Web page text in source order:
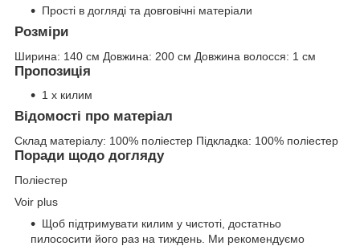
Прості в догляді та довговічні матеріали
Розміри
Ширина: 140 см Довжина: 200 см Довжина волосся: 1 см
Пропозиція
1 x килим
Відомості про матеріал
Склад матеріалу: 100% поліестер Підкладка: 100% поліестер
Поради щодо догляду
Поліестер
Voir plus
Щоб підтримувати килим у чистоті, достатньо
пилососити його раз на тиждень. Ми рекомендуємо